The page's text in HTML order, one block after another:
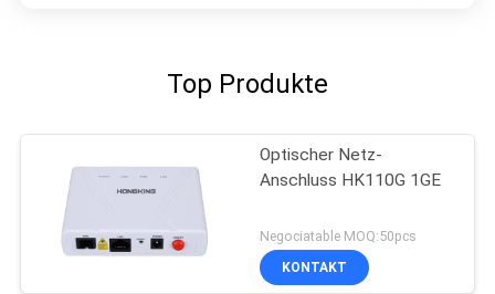
Top Produkte
Optischer Netz-
Anschluss HK110G 1GE
Negociatable MOQ:50pcs
KONTAKT